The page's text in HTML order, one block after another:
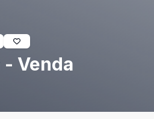
- Venda